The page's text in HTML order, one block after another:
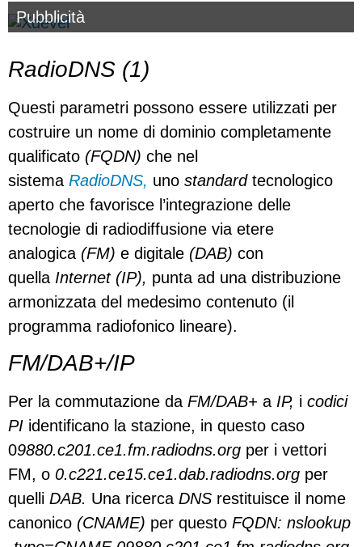
Pubblicità
RadioDNS (1)
Questi parametri possono essere utilizzati per
costruire un nome di dominio completamente
qualificato (FQDN) che nel
sistema RadioDNS, uno standardtecnologico
aperto che favorisce l’integrazione delle
tecnologie di radiodiffusione via etere
analogica (FM) e digitale (DAB) con
quella Internet (IP), punta ad una distribuzione
armonizzata del medesimo contenuto (il
programma radiofonico lineare).
FM/DAB+/IP
Per la commutazione da FM/DAB+ aIP, i codici
PI identificano la stazione, in questo caso
09880.c201.ce1.fm.radiodns.org per i vettori
FM, o 0.c221.ce15.ce1.dab.radiodns.org per
quelli DAB. Una ricercaDNS restituisce il nome
canonico (CNAME) per questo FQDN: nslookup